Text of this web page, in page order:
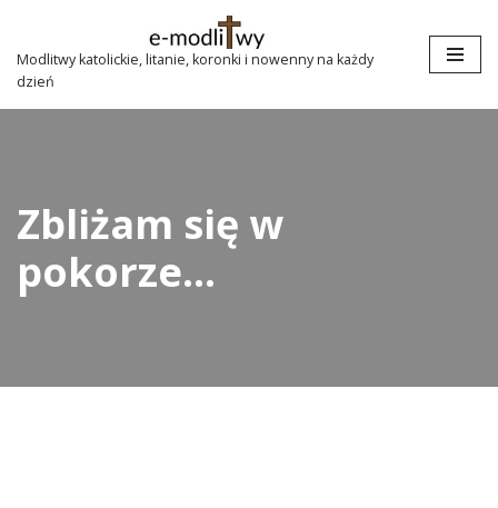
Przejdź
do
treści
Modlitwy katolickie, litanie, koronki i nowenny na każdy
dzień
Zbliżam się w
pokorze…